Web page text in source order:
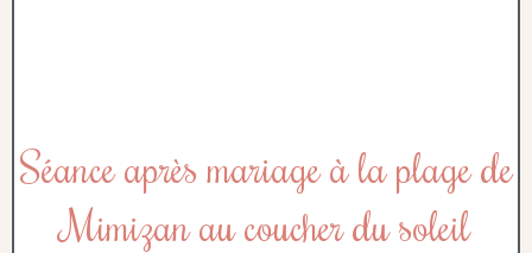
Séance après mariage à la plage de
Mimizan au coucher du soleil